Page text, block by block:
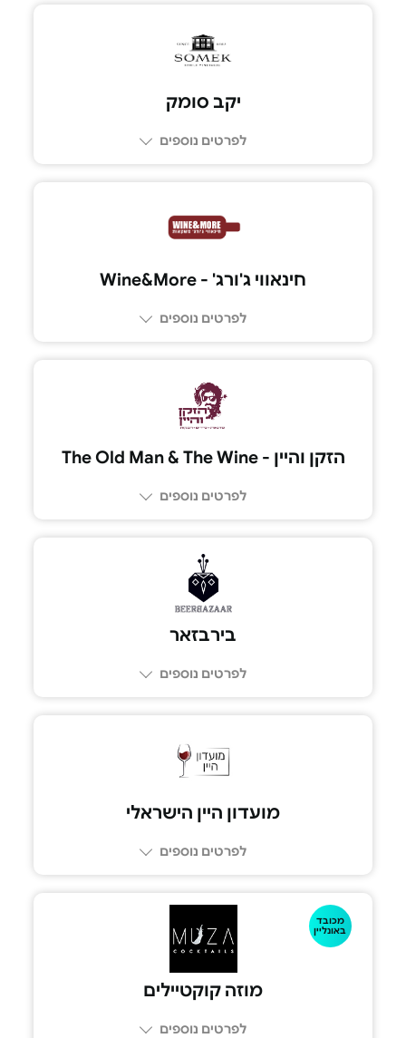
יקב סומק
לפרטים נוספים
חינאווי ג'ורג' - Wine&More
לפרטים נוספים
הזקן והיין - The Old Man & The Wine
לפרטים נוספים
בירבזאר
לפרטים נוספים
מועדון היין הישראלי
לפרטים נוספים
מכובד
באונליין
מוזה קוקטיילים
לפרטים נוספים